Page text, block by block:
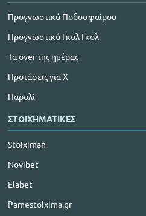
Προγνωστικά Ποδοσφαίρου
Προγνωστικά Γκολ Γκολ
Τα over της ημέρας
Προτάσεις για Χ
Παρολί
ΣΤΟΙΧΗΜΑΤΙΚΕΣ
Stoiximan
Novibet
Elabet
Pamestoixima.gr